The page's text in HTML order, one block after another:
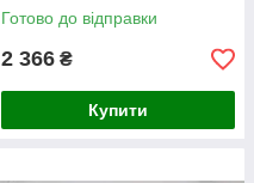
Готово до відправки
2 366 ₴
Купити